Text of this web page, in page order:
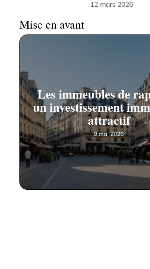
12 mars 2026
Mise en avant
Les immeubles de
un investissement
attractif
9 mai 2026